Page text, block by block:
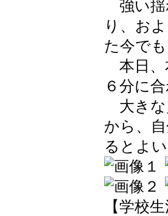
強い揺
り、お
た今で
本日、
６分に
大きな
から、
るとよ
【学校